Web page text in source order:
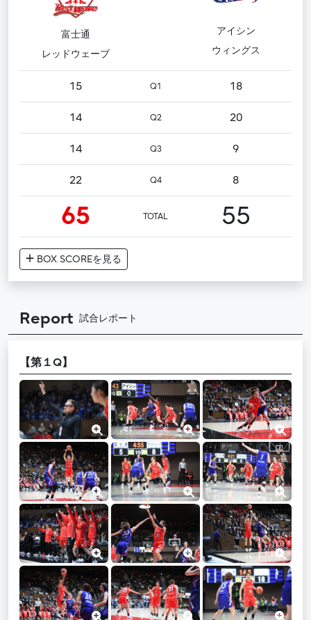
富士通
レッドウェーブ
アイシン
ウィングス
15 Q1 18
14 Q2 20
14 Q3 9
22 Q4 8
65 TOTAL 55
BOX SCOREを見る
Report 試合レポート
【第１Q】